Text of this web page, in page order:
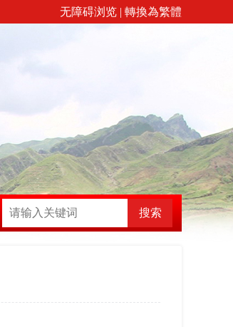
无障碍浏览 | 轉換為繁體
搜索